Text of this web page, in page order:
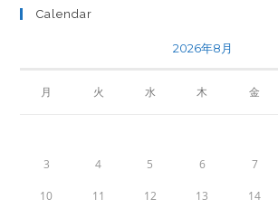
Calendar
2026年8月
月 火 水 木 金
3 4 5 6 7
10 11 12 13 14